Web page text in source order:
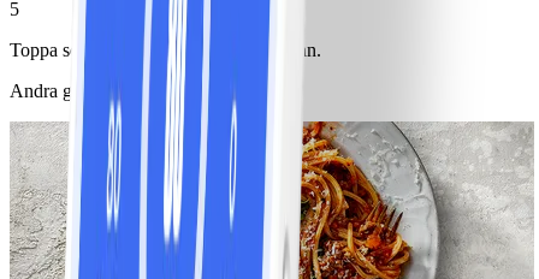
5
Toppa soppan med krutonger och timjan.
Andra gillade också